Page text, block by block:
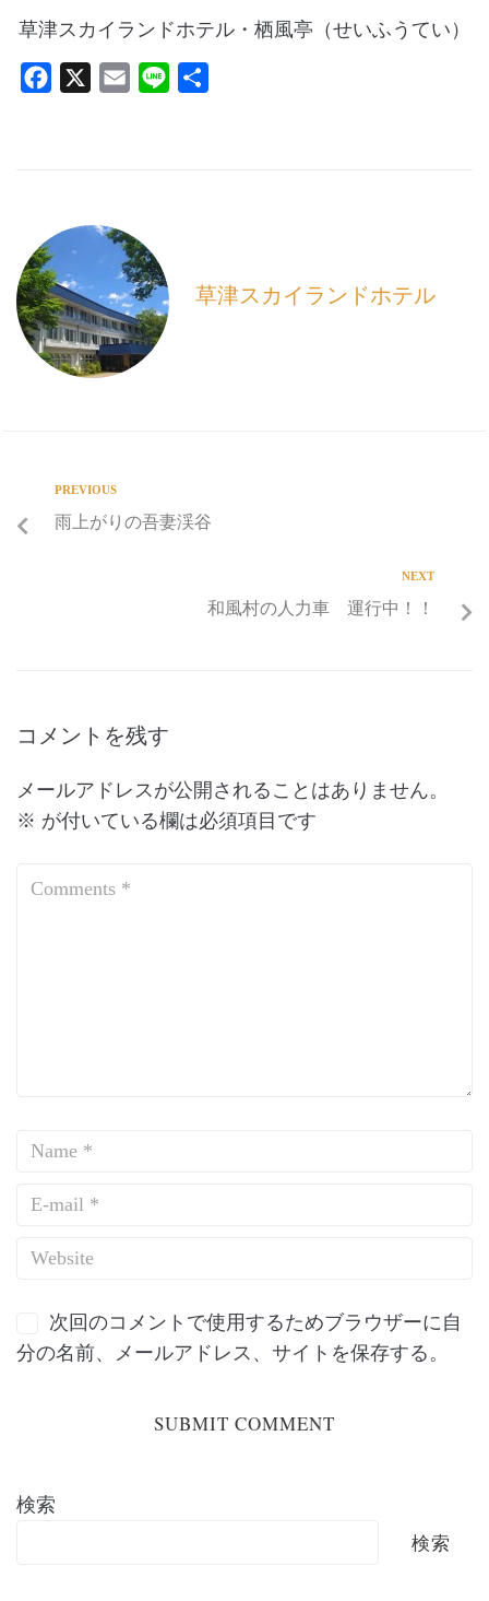
草津スカイランドホテル・栖風亭（せいふうてい）
o
o
k
草津スカイランドホテル
PREVIOUS
雨上がりの吾妻渓谷
NEXT
和風村の人力車 運行中！！
コメントを残す
メールアドレスが公開されることはありません。
※ が付いている欄は必須項目です
次回のコメントで使用するためブラウザーに自
分の名前、メールアドレス、サイトを保存する。
検索
検索